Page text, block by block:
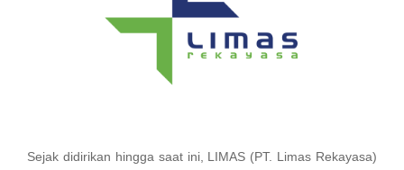
Sejak didirikan hingga saat ini, LIMAS (PT. Limas Rekayasa)